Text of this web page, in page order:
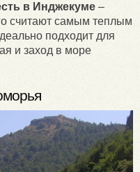
в Инджекуме –
считают самым теплым
подходит для
и заход в море